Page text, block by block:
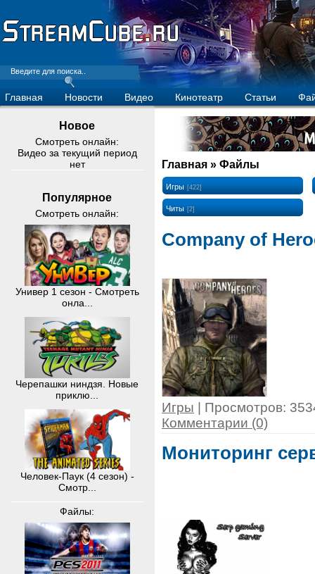
Главная Новости Видео Кинотеатр Статьи
Новое
Смотреть онлайн:
Видео за текущий период
нет
Популярное
Смотреть онлайн:
Универ 1 сезон - Смотреть
онла...
Черепашки ниндзя. Новые
приклю...
Человек-Паук (4 сезон) -
Смотр...
Файлы:
Главная » Файлы
Игры [422]
Читы [2]
Company of
Игры | Просмотров:
Комментарии (0)
Мониторинг